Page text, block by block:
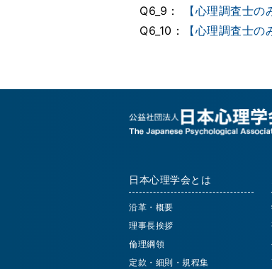
Q6_9：
【心理調査士
Q6_10：
【心理調査士
日本心理学会とは
沿革・概要
理事長挨拶
倫理綱領
定款・細則・規程集